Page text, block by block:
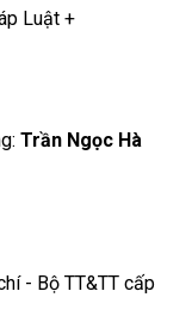
Luật +
Trần Ngọc Hà
- Bộ TT&TT cấp